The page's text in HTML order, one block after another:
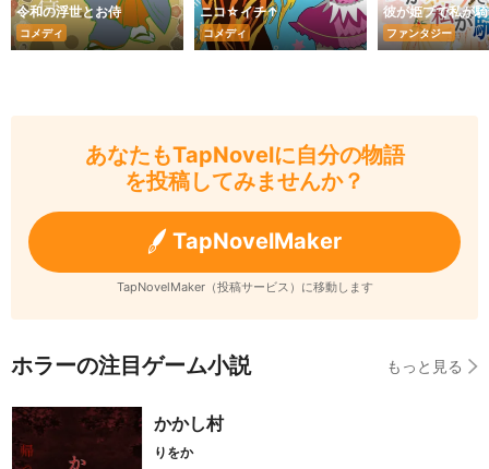
令和の浮世とお侍
コメディ
ニコ☆イチ↑
コメディ
彼が姫プで私が
ファンタジー
あなたもTapNovelに自分の物語
を投稿してみませんか？
TapNovelMaker
TapNovelMaker（投稿サービス）に移動します
ホラーの注目ゲーム小説 もっと見る
かかし村
りをか